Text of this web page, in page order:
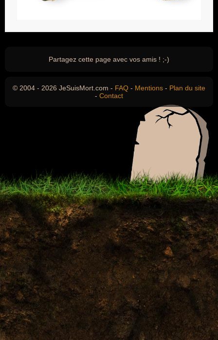
Partagez cette page avec vos amis ! ;-)
© 2004 - 2026 JeSuisMort.com - FAQ - Mentions - Plan du site
- Contact